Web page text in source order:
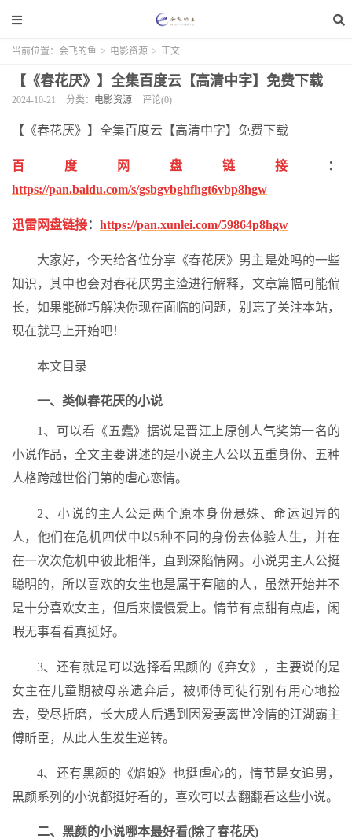
当前位置： 会飞的鱼 > 电影资源 > 正文
【《春花厌》】全集百度云【高清中字】免费下载
2024-10-21 分类： 电影资源 评论(0)
【《春花厌》】全集百度云【高清中字】免费下载
百度网盘链接
：
https://pan.baidu.com/s/gsbgvbghfhgt6vbp8hgw
迅雷网盘链接： https://pan.xunlei.com/59864p8hgw
大家好，今天给各位分享《春花厌》男主是处吗的一些
知识，其中也会对春花厌男主渣进行解释，文章篇幅可能偏
长，如果能碰巧解决你现在面临的问题，别忘了关注本站，
现在就马上开始吧！
本文目录
一、类似春花厌的小说
1、可以看《五蠹》据说是晋江上原创人气奖第一名的
小说作品，全文主要讲述的是小说主人公以五重身份、五种
人格跨越世俗门第的虐心恋情。
2、小说的主人公是两个原本身份悬殊、命运迥异的
人，他们在危机四伏中以5种不同的身份去体验人生，并在
在一次次危机中彼此相伴，直到深陷情网。小说男主人公挺
聪明的，所以喜欢的女生也是属于有脑的人，虽然开始并不
是十分喜欢女主，但后来慢慢爱上。情节有点甜有点虐，闲
暇无事看看真挺好。
3、还有就是可以选择看黒颜的《弃女》，主要说的是
女主在儿童期被母亲遗弃后，被师傅司徒行别有用心地捡
去，受尽折磨，长大成人后遇到因爱妻离世冷情的江湖霸主
傅昕臣，从此人生发生逆转。
4、还有黒颜的《焰娘》也挺虐心的，情节是女追男，
黒颜系列的小说都挺好看的，喜欢可以去翻翻看这些小说。
二、黑颜的小说哪本最好看(除了春花厌)